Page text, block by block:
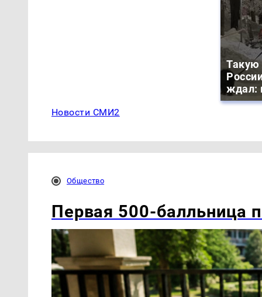
Такую
ждал:
Новости СМИ2
Общество
Первая 500-балльница